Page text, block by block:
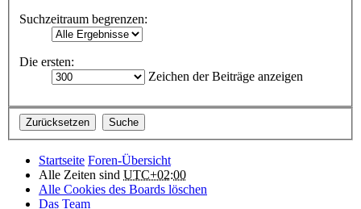
Suchzeitraum begrenzen:
Die ersten:
Zeichen der Beiträge anzeigen
Startseite Foren-Übersicht
Alle Zeiten sind UTC+02:00
Alle Cookies des Boards löschen
Das Team